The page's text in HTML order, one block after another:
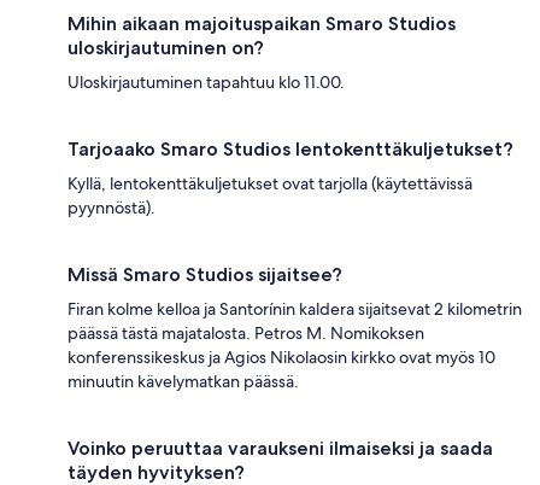
Mihin aikaan majoituspaikan Smaro Studios
uloskirjautuminen on?
Uloskirjautuminen tapahtuu klo 11.00.
Tarjoaako Smaro Studios lentokenttäkuljetukset?
Kyllä, lentokenttäkuljetukset ovat tarjolla (käytettävissä
pyynnöstä).
Missä Smaro Studios sijaitsee?
Firan kolme kelloa ja Santorínin kaldera sijaitsevat 2 kilometrin
päässä tästä majatalosta. Petros M. Nomikoksen
konferenssikeskus ja Agios Nikolaosin kirkko ovat myös 10
minuutin kävelymatkan päässä.
Voinko peruuttaa varaukseni ilmaiseksi ja saada
täyden hyvityksen?